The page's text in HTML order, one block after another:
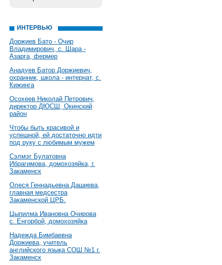
ИНТЕРВЬЮ
Доржиев Бато - Очир
Владимирович, с. Шара -
Азарга, фермер
Анадуев Батор Доржиевич,
охранник, школа - интернат, с.
Кижинга
Осохеев Николай Петрович,
директор ДЮСШ, Окинский
район
Чтобы быть красивой и
успешной, ей достаточно идти
под руку с любимым мужем
Сэлмэг Булатовна
Ибрагимова, домохозяйка, г.
Закаменск
Олеся Геннадьевна Дашиева,
главная медсестра
Закаменской ЦРБ.
Цыпилма Ивановна Очирова
с. Енгорбой, домохозяйка
Надежда Бимбаевна
Доржиева, учитель
английского языка СОШ №1 г.
Закаменск